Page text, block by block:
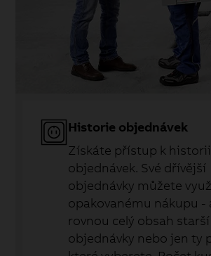
Historie objednávek
Získáte přístup k
objednávek. Své dřívější
objednávky můžete
opakovanému nákupu -
rovnou celý obsah starší
objednávky nebo jen ty